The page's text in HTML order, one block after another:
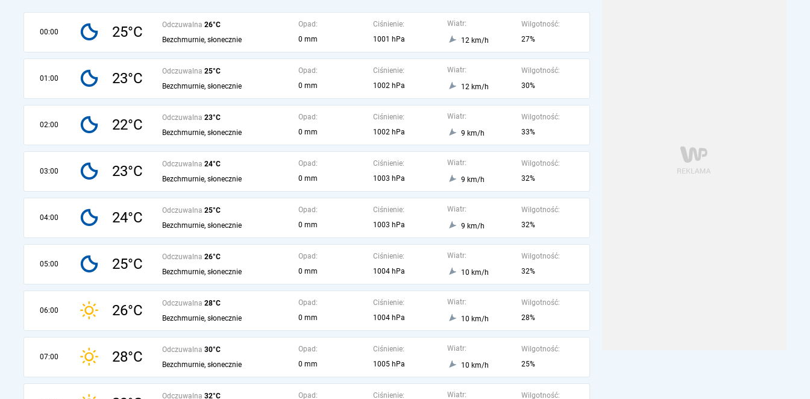
00:00 25°C Odczuwalna 26°C
Bezchmurnie, słonecznie
Opad:
0 mm
Ciśnienie:
1001 hPa
Wiatr:
12 km/h
Wilgotność:
27%
01:00 23°C Odczuwalna 25°C
Bezchmurnie, słonecznie
Opad:
0 mm
Ciśnienie:
1002 hPa
Wiatr:
12 km/h
Wilgotność:
30%
02:00 22°C Odczuwalna 23°C
Bezchmurnie, słonecznie
Opad:
0 mm
Ciśnienie:
1002 hPa
Wiatr:
9 km/h
Wilgotność:
33%
03:00 23°C Odczuwalna 24°C
Bezchmurnie, słonecznie
Opad:
0 mm
Ciśnienie:
1003 hPa
Wiatr:
9 km/h
Wilgotność:
32%
04:00 24°C Odczuwalna 25°C
Bezchmurnie, słonecznie
Opad:
0 mm
Ciśnienie:
1003 hPa
Wiatr:
9 km/h
Wilgotność:
32%
05:00 25°C Odczuwalna 26°C
Bezchmurnie, słonecznie
Opad:
0 mm
Ciśnienie:
1004 hPa
Wiatr:
10 km/h
Wilgotność:
32%
06:00 26°C Odczuwalna 28°C
Bezchmurnie, słonecznie
Opad:
0 mm
Ciśnienie:
1004 hPa
Wiatr:
10 km/h
Wilgotność:
28%
07:00 28°C Odczuwalna 30°C
Bezchmurnie, słonecznie
Opad:
0 mm
Ciśnienie:
1005 hPa
Wiatr:
10 km/h
Wilgotność:
25%
Odczuwalna 32°C
Opad:
Ciśnienie:
Wiatr:
Wilgotność: